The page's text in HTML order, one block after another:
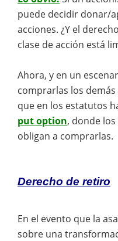
puede decidir donar/
acciones. ¿Y el
clase de acción está
Ahora, y en un
comprarlas los demás
que en los estatutos
put option, donde
obligan a comprarlas.
Derecho de retiro
En el evento que la
sobre una